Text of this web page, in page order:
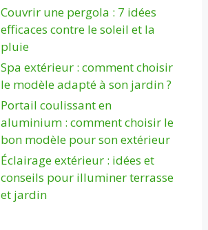
Couvrir une pergola : 7 idées
efficaces contre le soleil et la
pluie
Spa extérieur : comment choisir
le modèle adapté à son jardin ?
Portail coulissant en
aluminium : comment choisir le
bon modèle pour son extérieur
Éclairage extérieur : idées et
conseils pour illuminer terrasse
et jardin